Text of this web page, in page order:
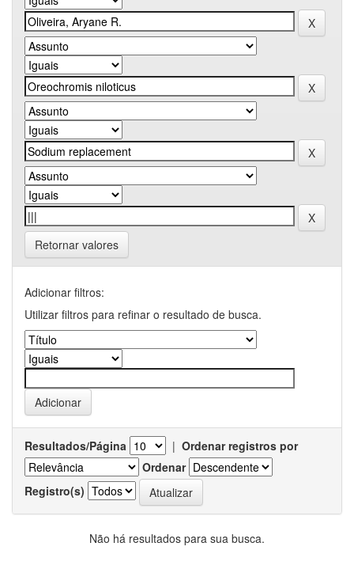
Retornar valores
Adicionar filtros:
Utilizar filtros para refinar o resultado de busca.
Resultados/Página | Ordenar registros por
Ordenar
Registro(s)
Não há resultados para sua busca.